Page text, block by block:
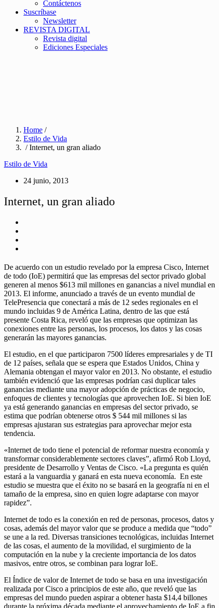
Contáctenos
Suscríbase
Newsletter
REVISTA DIGITAL
Revista digital
Ediciones Especiales
Home /
Estilo de Vida
/ Internet, un gran aliado
Estilo de Vida
24 junio, 2013
Internet, un gran aliado
De acuerdo con un estudio revelado por la empresa Cisco, Internet
de todo (IoE) permitirá que las empresas del sector privado global
generen al menos $613 mil millones en ganancias a nivel mundial en
2013. El informe, anunciado a través de un evento mundial de
TelePresencia que conectará a más de 12 sedes regionales en el
mundo incluidas 9 de América Latina, dentro de las que está
presente Costa Rica, reveló que las empresas que optimizan las
conexiones entre las personas, los procesos, los datos y las cosas
generarán las mayores ganancias.
El estudio, en el que participaron 7500 líderes empresariales y de TI
de 12 países, señala que se espera que Estados Unidos, China y
Alemania obtengan el mayor valor en 2013. No obstante, el estudio
también evidenció que las empresas podrían casi duplicar tales
ganancias mediante una mayor adopción de prácticas de negocio,
enfoques de clientes y tecnologías que aprovechen IoE. Si bien IoE
ya está generando ganancias en empresas del sector privado, se
estima que podrían obtenerse otros $ 544 mil millones si las
empresas ajustaran sus estrategias para aprovechar mejor esta
tendencia.
«Internet de todo tiene el potencial de reformar nuestra economía y
transformar considerablemente sectores claves”, afirmó Rob Lloyd,
presidente de Desarrollo y Ventas de Cisco. «La pregunta es quién
estará a la vanguardia y ganará en esta nueva economía. En este
estudio se muestra que el éxito no se basará en la geografía ni en el
tamaño de la empresa, sino en quien logre adaptarse con mayor
rapidez”.
Internet de todo es la conexión en red de personas, procesos, datos y
cosas, además del mayor valor que se produce a medida que “todo”
se une a la red. Diversas transiciones tecnológicas, incluidas Internet
de las cosas, el aumento de la movilidad, el surgimiento de la
computación en la nube y la creciente importancia de los datos
masivos, entre otros, se combinan para lograr IoE.
El Índice de valor de Internet de todo se basa en una investigación
realizada por Cisco a principios de este año, que reveló que las
empresas del mundo pueden aspirar a obtener hasta $14,4 billones
durante la próxima década mediante el aprovechamiento de IoE a fin